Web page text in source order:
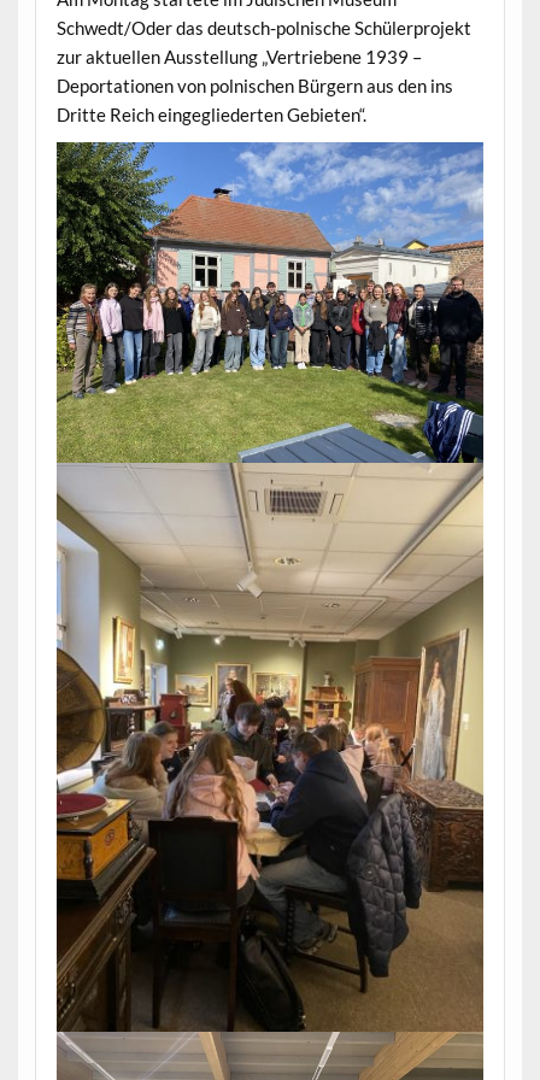
Schwedt/Oder das deutsch-polnische Schülerprojekt
zur aktuellen Ausstellung „Vertriebene 1939 –
Deportationen von polnischen Bürgern aus den ins
Dritte Reich eingegliederten Gebieten“.